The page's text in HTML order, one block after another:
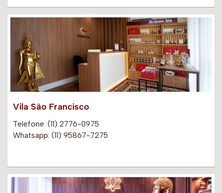
Vila São Francisco
Telefone: (11) 2776-0975
Whatsapp: (11) 95867-7275